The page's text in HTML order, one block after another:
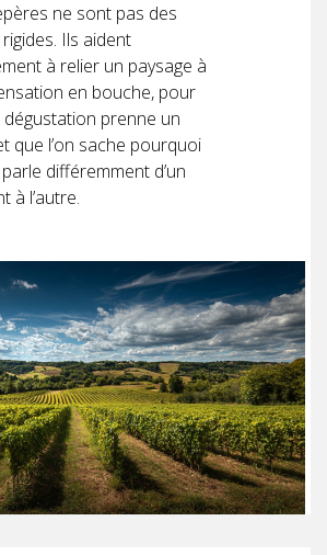
ne sont pas des
Ils aident
à relier un paysage à
en bouche, pour
dégustation prenne un
que l’on sache pourquoi
différemment d’un
à l’autre.